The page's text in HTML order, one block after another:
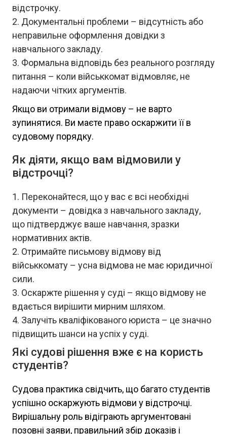
відстрочку.
Документальні проблеми – відсутність або
неправильне оформлення довідки з
навчального закладу.
Формальна відповідь без реального розгляду
питання – коли військкомат відмовляє, не
надаючи чітких аргументів.
Якщо ви отримали відмову – не варто
зупинятися. Ви маєте право оскаржити її в
судовому порядку.
Як діяти, якщо вам відмовили у
відстрочці?
Переконайтеся, що у вас є всі необхідні
документи – довідка з навчального закладу,
що підтверджує ваше навчання, зразки
нормативних актів.
Отримайте письмову відмову від
військкомату – усна відмова не має юридичної
сили.
Оскаржте рішення у суді – якщо відмову не
вдається вирішити мирним шляхом.
Залучіть кваліфікованого юриста – це значно
підвищить шанси на успіх у суді.
Які судові рішення вже є на користь
студентів?
Судова практика свідчить, що багато студентів
успішно оскаржують відмови у відстрочці.
Вирішальну роль відіграють аргументовані
позовні заяви, правильний збір доказів і